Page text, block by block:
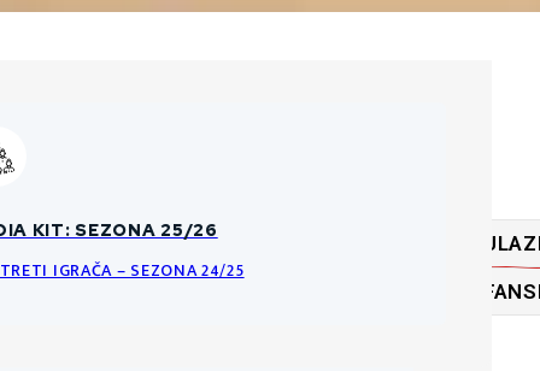
DATOTEKE
PRAVILA O PRODAJI ULAZNICA
I PRAVILA ULAZNICA ZA HNK GORICU
KIT: SEZONA 25/26
IGRAČA – SEZONA 24/25